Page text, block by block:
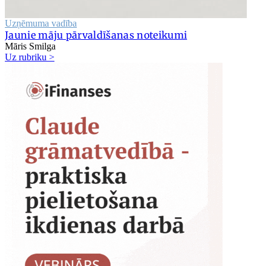
Uzņēmuma vadība
Jaunie māju pārvaldīšanas noteikumi
Māris Smilga
Uz rubriku >